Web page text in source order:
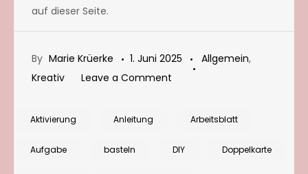
auf dieser Seite.
By Marie Krüerke 1. Juni 2025 Allgemein,
Kreativ
Leave a Comment
zum
Aktivierung Anleitung Arbeitsblatt
Aufgabe basteln DIY Doppelkarte